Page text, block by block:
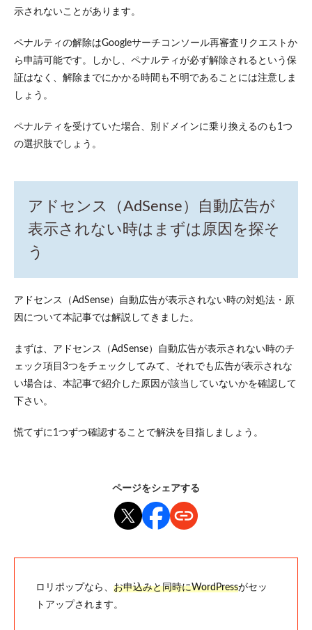
示されないことがあります。
ペナルティの解除はGoogleサーチコンソール再審査リクエストか
ら申請可能です。しかし、ペナルティが必ず解除されるという保
証はなく、解除までにかかる時間も不明であることには注意しま
しょう。
ペナルティを受けていた場合、別ドメインに乗り換えるのも1つ
の選択肢でしょう。
アドセンス（AdSense）自動広告が
表示されない時はまずは原因を探そ
う
アドセンス（AdSense）自動広告が表示されない時の対処法・原
因について本記事では解説してきました。
まずは、アドセンス（AdSense）自動広告が表示されない時のチ
ェック項目3つをチェックしてみて、それでも広告が表示されな
い場合は、本記事で紹介した原因が該当していないかを確認して
下さい。
慌てずに1つずつ確認することで解決を目指しましょう。
ページをシェアする
ロリポップなら、 お申込みと同時にWordPressがセッ
トアップされます。